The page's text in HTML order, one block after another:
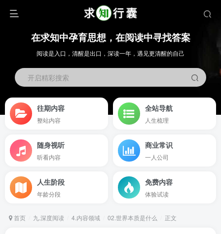
在求知中孕育思想，在阅读中寻找答案
阅读是入口，清醒是出口，深读一年，遇见更清醒的自己
开启精彩搜索
往期内容
整站内容
全站导航
人生梳理
随身视听
听看内容
商业常识
一人公司
人生阶段
年龄分段
免费内容
体验试读
首页 九.深度阅读 4.内容领域 02.世界本质是什么 正文